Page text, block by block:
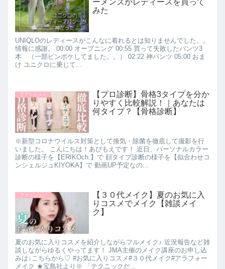
ーメンズがレディースを買って
みた
UNIQLOのレディースがこんなに着れるとは知りませんでした。。
情報に感謝。 00:00 オープニング 00:55 買って失敗したパンツ3
本 （一部ピンボケしてました。。） 02:22 神パンツ 05:00 おま
け ユニクロに乗じて...
ファッション
【プロ診断】骨格3タイプを分か
りやすく比較解説！｜あなたは
何タイプ？【骨格診断】
※新型コロナウイルス対策として換気・除菌を徹底して撮影を行
いました。 こんにちは！あぴもえです！ 近日、パーソナルカラー
診断の様子を【ERIKOch.】で 顔タイプ診断の様子を【似合わせコ
ンシェルジュKIYOKA】で 動画UP予定なの...
ファッション
【３０代メイク】夏のお気に入
りコスメでメイク【雑談メイ
ク】
夏のお気に入りコスメを紹介しながらフルメイク♪ 近況報告など雑
談しながらゆるくやってます！ JMA主催のメイク講座のお申し込
みは↓こちらから♡ #お気に入りコスメ#３０代メイク#アラフォー
メイク ★宝島社より※ 「テクニックだ...